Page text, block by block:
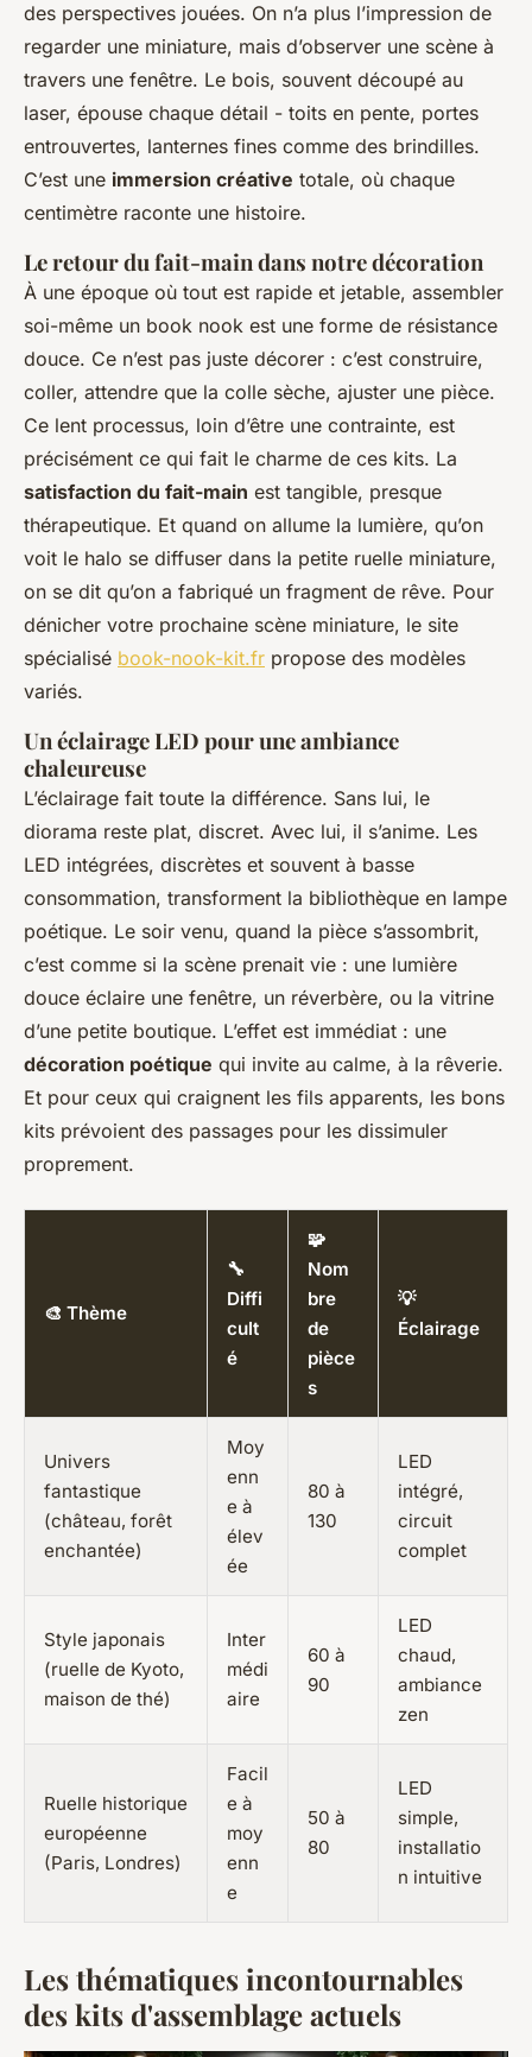
des perspectives jouées. On n’a plus l’impression de
regarder une miniature, mais d’observer une scène à
travers une fenêtre. Le bois, souvent découpé au
laser, épouse chaque détail - toits en pente, portes
entrouvertes, lanternes fines comme des brindilles.
C’est une immersion créative totale, où chaque
centimètre raconte une histoire.
Le retour du fait-main dans notre décoration
À une époque où tout est rapide et jetable, assembler
soi-même un book nook est une forme de résistance
douce. Ce n’est pas juste décorer : c’est construire,
coller, attendre que la colle sèche, ajuster une pièce.
Ce lent processus, loin d’être une contrainte, est
précisément ce qui fait le charme de ces kits. La
satisfaction du fait-main est tangible, presque
thérapeutique. Et quand on allume la lumière, qu’on
voit le halo se diffuser dans la petite ruelle miniature,
on se dit qu’on a fabriqué un fragment de rêve. Pour
dénicher votre prochaine scène miniature, le site
spécialisé book-nook-kit.fr propose des modèles
variés.
Un éclairage LED pour une ambiance
chaleureuse
L’éclairage fait toute la différence. Sans lui, le
diorama reste plat, discret. Avec lui, il s’anime. Les
LED intégrées, discrètes et souvent à basse
consommation, transforment la bibliothèque en lampe
poétique. Le soir venu, quand la pièce s’assombrit,
c’est comme si la scène prenait vie : une lumière
douce éclaire une fenêtre, un réverbère, ou la vitrine
d’une petite boutique. L’effet est immédiat : une
décoration poétique qui invite au calme, à la rêverie.
Et pour ceux qui craignent les fils apparents, les bons
kits prévoient des passages pour les dissimuler
proprement.
🎨 Thème
🔧
Diffi
cult
é
🧩
Nom
bre
de
pièce
s
💡
Éclairage
Univers
fantastique
(château, forêt
enchantée)
Moy
enn
e à
élev
ée
80 à
130
LED
intégré,
circuit
complet
Style japonais
(ruelle de Kyoto,
maison de thé)
Inter
médi
aire
60 à
90
LED
chaud,
ambiance
zen
Ruelle historique
européenne
(Paris, Londres)
Facil
e à
moy
enn
e
50 à
80
LED
simple,
installatio
n intuitive
Les thématiques incontournables
des kits d'assemblage actuels